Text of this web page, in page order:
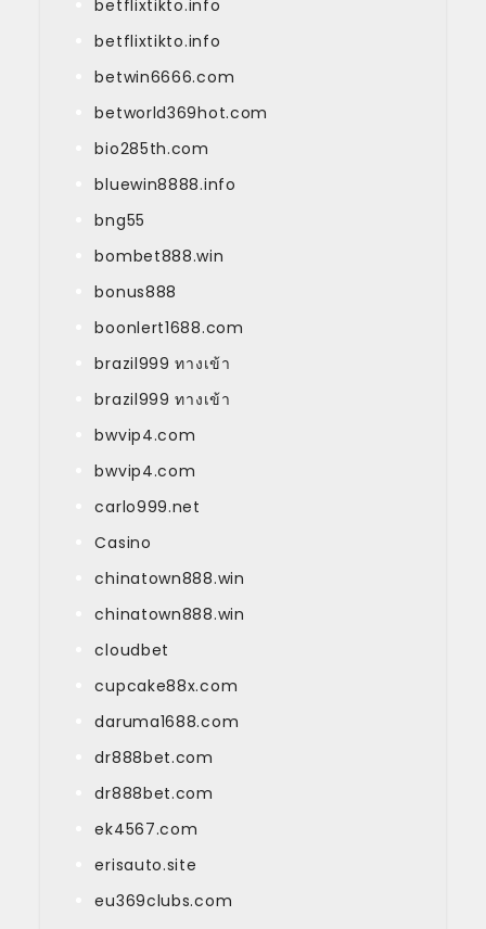
betflixtikto.info
betflixtikto.info
betwin6666.com
betworld369hot.com
bio285th.com
bluewin8888.info
bng55
bombet888.win
bonus888
boonlert1688.com
brazil999 ทางเข้า
brazil999 ทางเข้า
bwvip4.com
bwvip4.com
carlo999.net
Casino
chinatown888.win
chinatown888.win
cloudbet
cupcake88x.com
daruma1688.com
dr888bet.com
dr888bet.com
ek4567.com
erisauto.site
eu369clubs.com